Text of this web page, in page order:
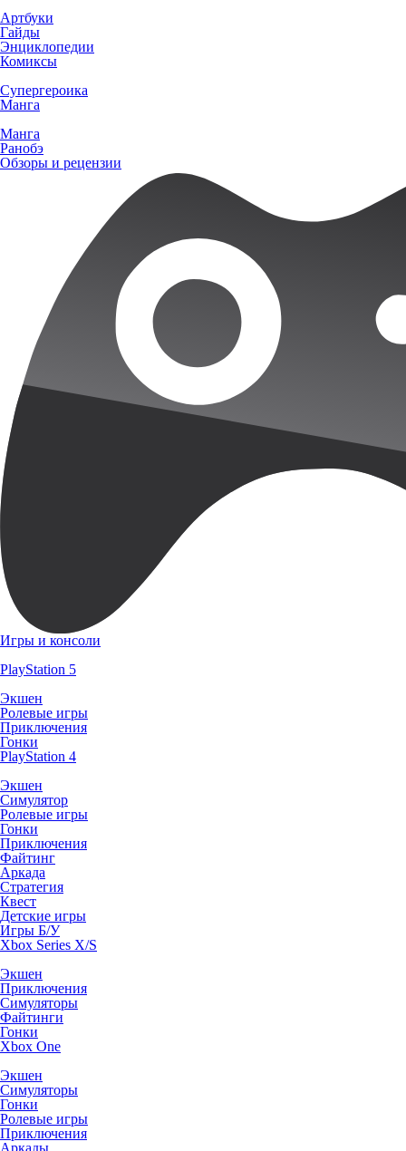
Артбуки
Гайды
Энциклопедии
Комиксы
Супергероика
Манга
Манга
Ранобэ
Обзоры и рецензии
Игры и консоли
PlayStation 5
Экшен
Ролевые игры
Приключения
Гонки
PlayStation 4
Экшен
Симулятор
Ролевые игры
Гонки
Приключения
Файтинг
Аркада
Стратегия
Квест
Детские игры
Игры Б/У
Xbox Series X/S
Экшен
Приключения
Симуляторы
Файтинги
Гонки
Xbox One
Экшен
Симуляторы
Гонки
Ролевые игры
Приключения
Аркады